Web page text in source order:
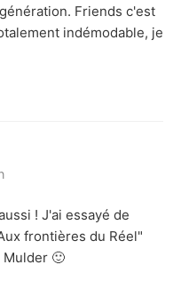
Friends c'est
indémodable, je
! J'ai essayé de
frontières du Réel"
🙂